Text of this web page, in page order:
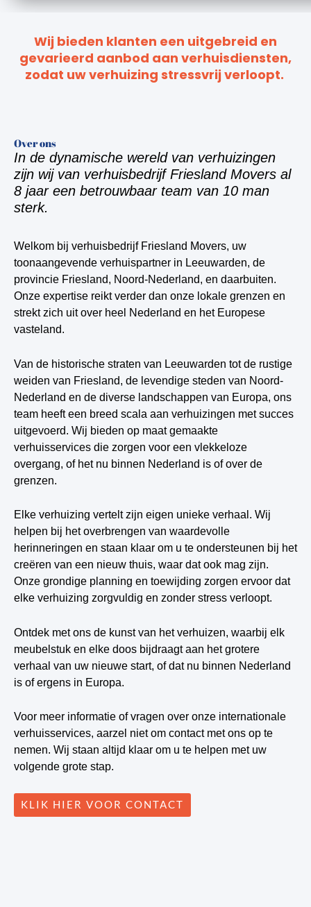
Wij bieden klanten een uitgebreid en
gevarieerd aanbod aan verhuisdiensten,
zodat uw verhuizing stressvrij verloopt.
Over ons
In de dynamische wereld van verhuizingen
zijn wij van verhuisbedrijf Friesland Movers al
8 jaar een betrouwbaar team van 10 man
sterk.
Welkom bij verhuisbedrijf Friesland Movers, uw
toonaangevende verhuispartner in Leeuwarden, de
provincie Friesland, Noord-Nederland, en daarbuiten.
Onze expertise reikt verder dan onze lokale grenzen en
strekt zich uit over heel Nederland en het Europese
vasteland.
Van de historische straten van Leeuwarden tot de rustige
weiden van Friesland, de levendige steden van Noord-
Nederland en de diverse landschappen van Europa, ons
team heeft een breed scala aan verhuizingen met succes
uitgevoerd. Wij bieden op maat gemaakte
verhuisservices die zorgen voor een vlekkeloze
overgang, of het nu binnen Nederland is of over de
grenzen.
Elke verhuizing vertelt zijn eigen unieke verhaal. Wij
helpen bij het overbrengen van waardevolle
herinneringen en staan klaar om u te ondersteunen bij het
creëren van een nieuw thuis, waar dat ook mag zijn.
Onze grondige planning en toewijding zorgen ervoor dat
elke verhuizing zorgvuldig en zonder stress verloopt.
Ontdek met ons de kunst van het verhuizen, waarbij elk
meubelstuk en elke doos bijdraagt aan het grotere
verhaal van uw nieuwe start, of dat nu binnen Nederland
is of ergens in Europa.
Voor meer informatie of vragen over onze internationale
verhuisservices, aarzel niet om contact met ons op te
nemen. Wij staan altijd klaar om u te helpen met uw
volgende grote stap.
KLIK HIER VOOR CONTACT